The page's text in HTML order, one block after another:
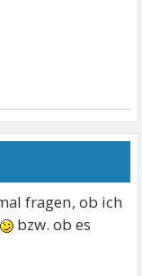
fragen, ob ich
bzw. ob es